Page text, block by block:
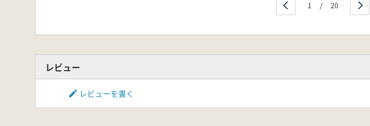
3 乙訓・南山城
飯田浩光<もっと知りたい>前期古墳の土製品
第3章 王を支えた首長と共同体
乙木・佐保庄遺跡/平等坊・岩室遺跡
廣瀬時習<コラム>河内出土の特殊器台・特殊器台形埴輪
1 / 20
レビュー
レビューを書く